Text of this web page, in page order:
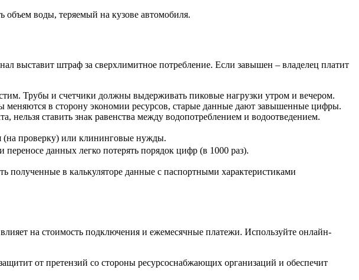
объем воды, теряемый на кузове автомобиля.
выставит штраф за сверхлимитное потребление. Если завышен – владелец платит
Трубы и счетчики должны выдерживать пиковые нагрузки утром и вечером.
в сторону экономии ресурсов, старые данные дают завышенные цифры.
нельзя ставить знак равенства между водопотреблением и водоотведением.
проверку) или клининговые нужды.
данных легко потерять порядок цифр (в 1000 раз).
полученные в калькуляторе данные с паспортными характеристиками
на стоимость подключения и ежемесячные платежи. Используйте онлайн-
от претензий со стороны ресурсоснабжающих организаций и обеспечит